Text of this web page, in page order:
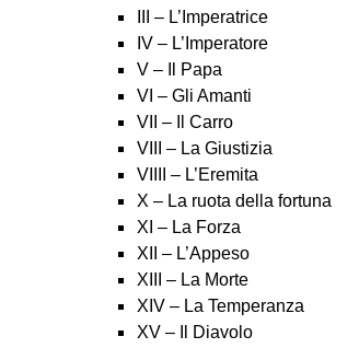
III – L’Imperatrice
IV – L’Imperatore
V – Il Papa
VI – Gli Amanti
VII – Il Carro
VIII – La Giustizia
VIIII – L’Eremita
X – La ruota della fortuna
XI – La Forza
XII – L’Appeso
XIII – La Morte
XIV – La Temperanza
XV – Il Diavolo